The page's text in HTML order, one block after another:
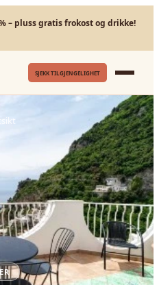
– pluss gratis frokost og drikke!
SJEKK TILGJENGELIGHET